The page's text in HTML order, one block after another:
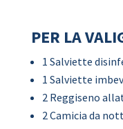
PER LA
1 Salviette
1 Salviette
2 Reggiseno
2 Camicia da